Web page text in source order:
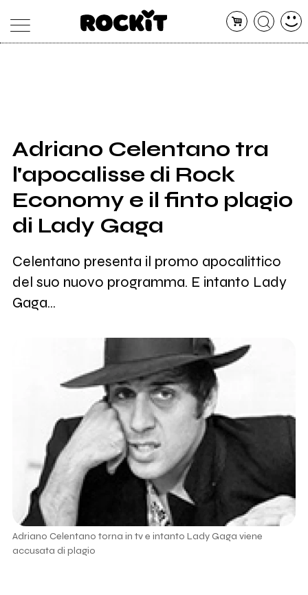
SHOP
RADIO
Adriano Celentano tra
l'apocalisse di Rock
Economy e il finto plagio
di Lady Gaga
Celentano presenta il promo apocalittico
del suo nuovo programma. E intanto Lady
Gaga...
Adriano Celentano torna in tv e intanto Lady Gaga viene
accusata di plagio